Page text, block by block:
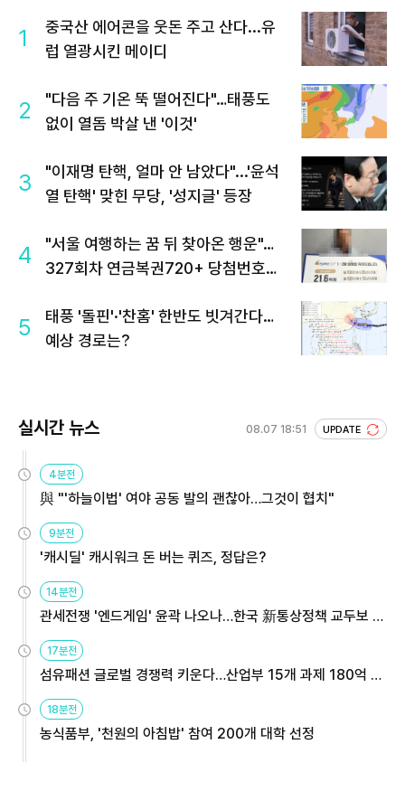
1
중국산 에어콘을 웃돈 주고 산다...유
럽 열광시킨 메이디
2
"다음 주 기온 뚝 떨어진다"…태풍도
없이 열돔 박살 낸 '이것'
3
"이재명 탄핵, 얼마 안 남았다"...'윤석
열 탄핵' 맞힌 무당, '성지글' 등장
4
"서울 여행하는 꿈 뒤 찾아온 행운"…
327회차 연금복권720+ 당첨번호조
5
태풍 '돌핀'·'찬홈' 한반도 빗겨간다…
예상 경로는?
실시간 뉴스 08.07 18:51 UPDATE
4분전
與 "'하늘이법' 여야 공동 발의 괜찮아…그것이 협치"
9분전
'캐시딜' 캐시워크 돈 버는 퀴즈, 정답은?
14분전
관세전쟁 '엔드게임' 윤곽 나오나…한국 新통상정책 교두보 활
17분전
섬유패션 글로벌 경쟁력 키운다…산업부 15개 과제 180억 지
18분전
농식품부, '천원의 아침밥' 참여 200개 대학 선정